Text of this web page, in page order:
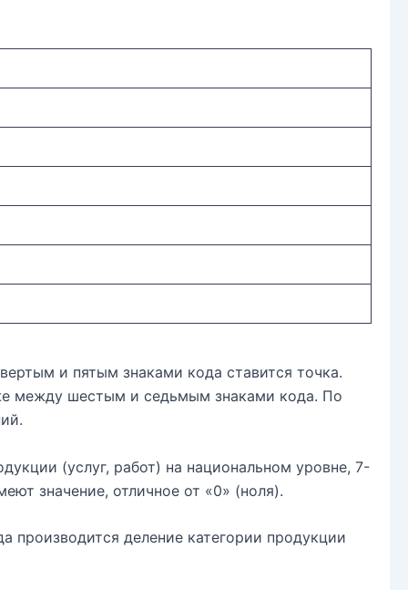
и пятым знаками кода ставится точка.
между шестым и седьмым знаками кода. По
(услуг, работ) на национальном уровне, 7-
значение, отличное от «0» (ноля).
производится деление категории продукции